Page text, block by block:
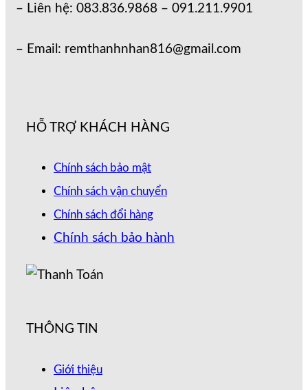
– Liên hệ: 083.836.9868 – 091.211.9901
– Email: remthanhnhan816@gmail.com
HỖ TRỢ KHÁCH HÀNG
Chính sách bảo mật
Chính sách vận chuyển
Chính sách đổi hàng
Chính sách bảo hành
THÔNG TIN
Giới thiệu